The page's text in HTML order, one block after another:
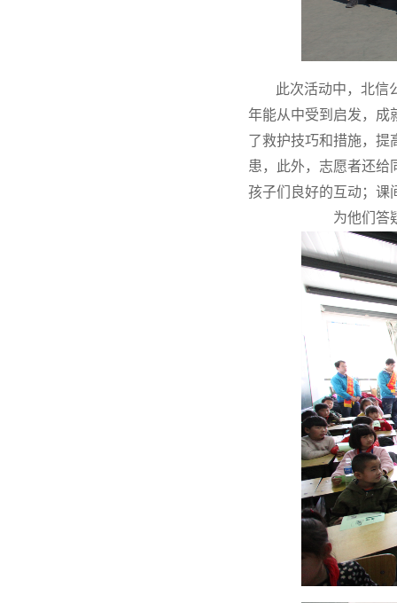
此次活动中，北信
年能从中受到启发，成
了救护技巧和措施，提
患，此外，志愿者还给
孩子们良好的互动；课
为他们答